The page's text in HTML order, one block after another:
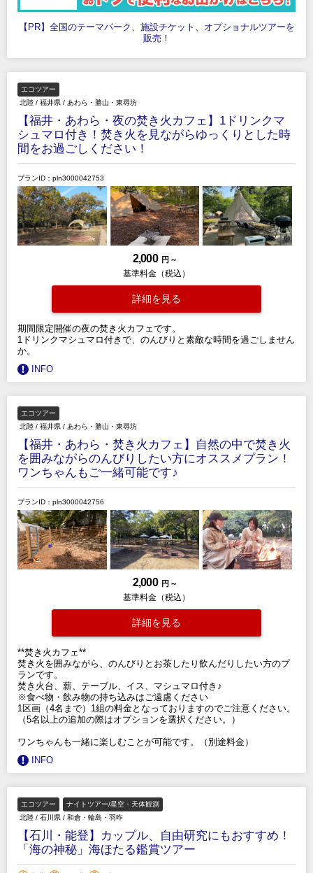
【PR】全国のテーマパーク、施設チケット、オプショナルツアーを
販売！
エコツアー
北陸 / 福井県 / あわら・勝山・東尋坊
【福井・あわら・夜の焚き火カフェ】1ドリンクマ
シュマロ付き！焚き火を見ながらゆっくりとした時
間をお過ごしください！
プランID：pln3000042753
2,000 円 ～
基準料金（税込）
詳細を見る
期間限定開催の夜の焚き火カフェです。
1ドリンクマシュマロ付きで、のんびりと素敵な時間を過ごしません
か。
INFO
エコツアー
北陸 / 福井県 / あわら・勝山・東尋坊
【福井・あわら・焚き火カフェ】自然の中で焚き火
を囲みながらのんびりしたい方にオススメプラン！
ワンちゃんもご一緒可能です♪
プランID：pln3000042756
2,000 円 ～
基準料金（税込）
詳細を見る
**焚き火カフェ**
焚き火を囲みながら、のんびりとお茶したり飲んだりしたい方のプ
ランです。
焚き火台、薪、テーブル、イス、マシュマロ付き♪
※食べ物・飲み物の持ち込みはご遠慮ください
1区画（4名まで）1組の料金となっておりますのでご注意ください。
（5名以上の追加の際はオプションを選択ください。）
ワンちゃんも一緒に楽しむことが可能です。（別途料金）
INFO
エコツアー
ナイトツアー/星空・天体観測
北陸 / 石川県 / 和倉・輪島・羽咋
【石川・能登】カップル、自由研究にもおすすめ！
「海の神秘」海ほたる鑑賞ツアー